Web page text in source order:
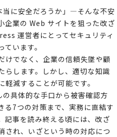
当に安全だろうか」—そんな不安
企業の Web サイトを狙った改ざ
運営者にとってセキュリティ
います。
けでなく、企業の信頼失墜や顧
らします。しかし、適切な知識
減することが可能です。
具体的な手口から被害確認方
る7つの対策まで、実務に直結す
記事を読み終える頃には、改ざ
され、いざという時の対応につ